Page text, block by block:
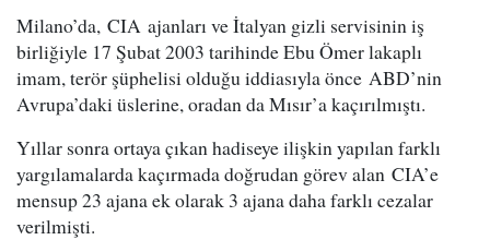
Milano’da, CIA ajanları ve İtalyan gizli servisinin iş
birliğiyle 17 Şubat 2003 tarihinde Ebu Ömer lakaplı
imam, terör şüphelisi olduğu iddiasıyla önce ABD’nin
Avrupa’daki üslerine, oradan da Mısır’a kaçırılmıştı.
Yıllar sonra ortaya çıkan hadiseye ilişkin yapılan farklı
yargılamalarda kaçırmada doğrudan görev alan CIA’e
mensup 23 ajana ek olarak 3 ajana daha farklı cezalar
verilmişti.